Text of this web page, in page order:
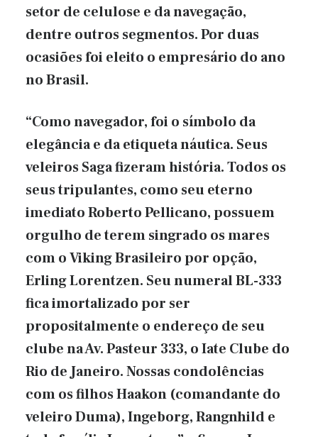
setor de celulose e da navegação,
dentre outros segmentos. Por duas
ocasiões foi eleito o empresário do ano
no Brasil.
“Como navegador, foi o símbolo da
elegância e da etiqueta náutica. Seus
veleiros Saga fizeram história. Todos os
seus tripulantes, como seu eterno
imediato Roberto Pellicano, possuem
orgulho de terem singrado os mares
com o Viking Brasileiro por opção,
Erling Lorentzen. Seu numeral BL-333
fica imortalizado por ser
propositalmente o endereço de seu
clube na Av. Pasteur 333, o Iate Clube do
Rio de Janeiro. Nossas condolências
com os filhos Haakon (comandante do
veleiro Duma), Ingeborg, Rangnhild e